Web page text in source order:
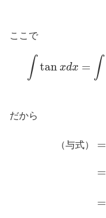
ここで
∫ tan xdx = ∫
だから
（与式）
=
=
=